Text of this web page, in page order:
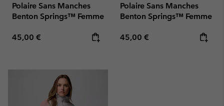
Polaire Sans Manches
Benton Springs™ Femme
Regular price:
45,00 €
Polaire Sans Manches
Benton Springs™ Femme
Regular price:
45,00 €